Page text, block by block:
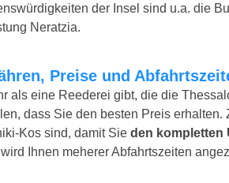
der Insel sind u.a. die
Neratzia.
Preise und
als eine Reederei gibt, die die
dass Sie den besten Preis
Kos sind, damit Sie den kompletten
Ihnen meherer Abfahrtszeiten